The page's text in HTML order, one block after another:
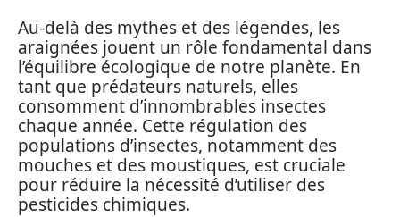
Au-delà des mythes et des légendes, les
araignées jouent un rôle fondamental dans
l’équilibre écologique de notre planète. En
tant que prédateurs naturels, elles
consomment d’innombrables insectes
chaque année. Cette régulation des
populations d’insectes, notamment des
mouches et des moustiques, est cruciale
pour réduire la nécessité d’utiliser des
pesticides chimiques.